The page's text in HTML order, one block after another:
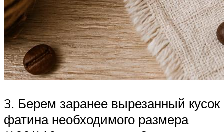
3. Берем заранее вырезанный кусок
фатина необходимого размера